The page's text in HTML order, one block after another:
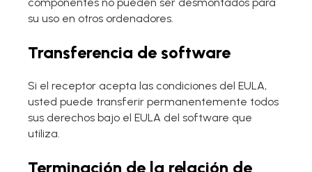
componentes no pueden ser desmontados para
su uso en otros ordenadores.
Transferencia de software
Si el receptor acepta las condiciones del EULA,
usted puede transferir permanentemente todos
sus derechos bajo el EULA del software que
utiliza.
Terminación de la relación de